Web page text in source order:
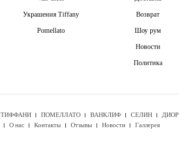
Украшения Tiffany
Pomellato
Возврат
Шоу рум
Новости
Политика
ТИФФАНИ ПОМЕЛЛАТО ВАНКЛИФ СЕЛИН
ДИОР
О нас Контакты Отзывы Новости Галлерея